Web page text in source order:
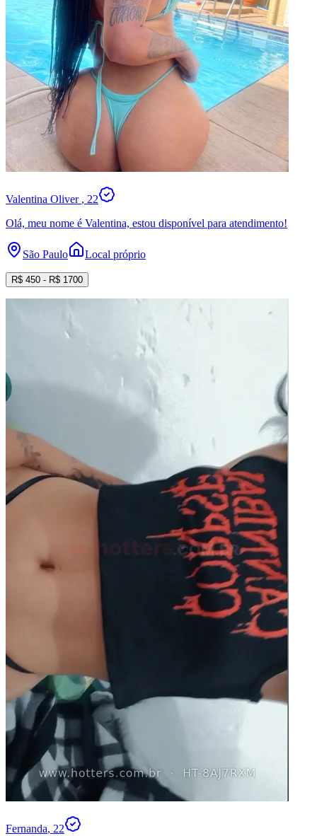
Valentina Oliver , 22
Olá, meu nome é Valentina, estou disponível para atendimento!
São Paulo Local próprio
R$ 450 - R$ 1700
Fernanda, 22